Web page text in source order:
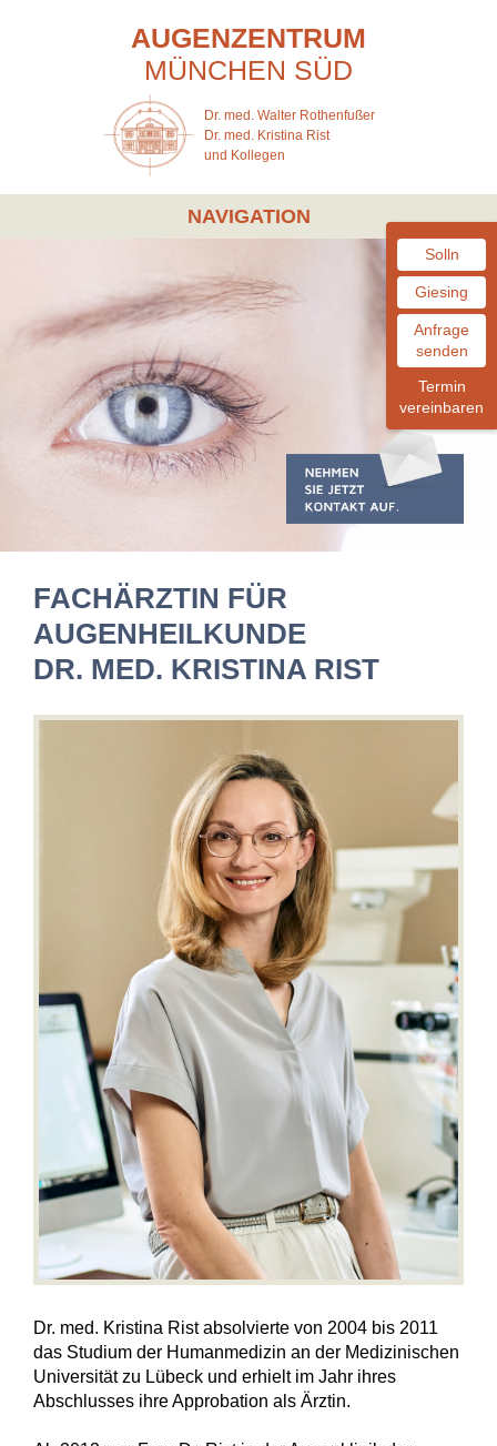
AUGENZENTRUM
MÜNCHEN SÜD
Dr. med. Walter Rothenfußer
Dr. med. Kristina Rist
und Kollegen
NAVIGATION
Solln
Giesing
Anfrage
senden
Termin
vereinbaren
FACHÄRZTIN FÜR
AUGENHEILKUNDE
DR. MED. KRISTINA RIST
Dr. med. Kristina Rist absolvierte von 2004 bis 2011
das Studium der Humanmedizin an der Medizinischen
Universität zu Lübeck und erhielt im Jahr ihres
Abschlusses ihre Approbation als Ärztin.